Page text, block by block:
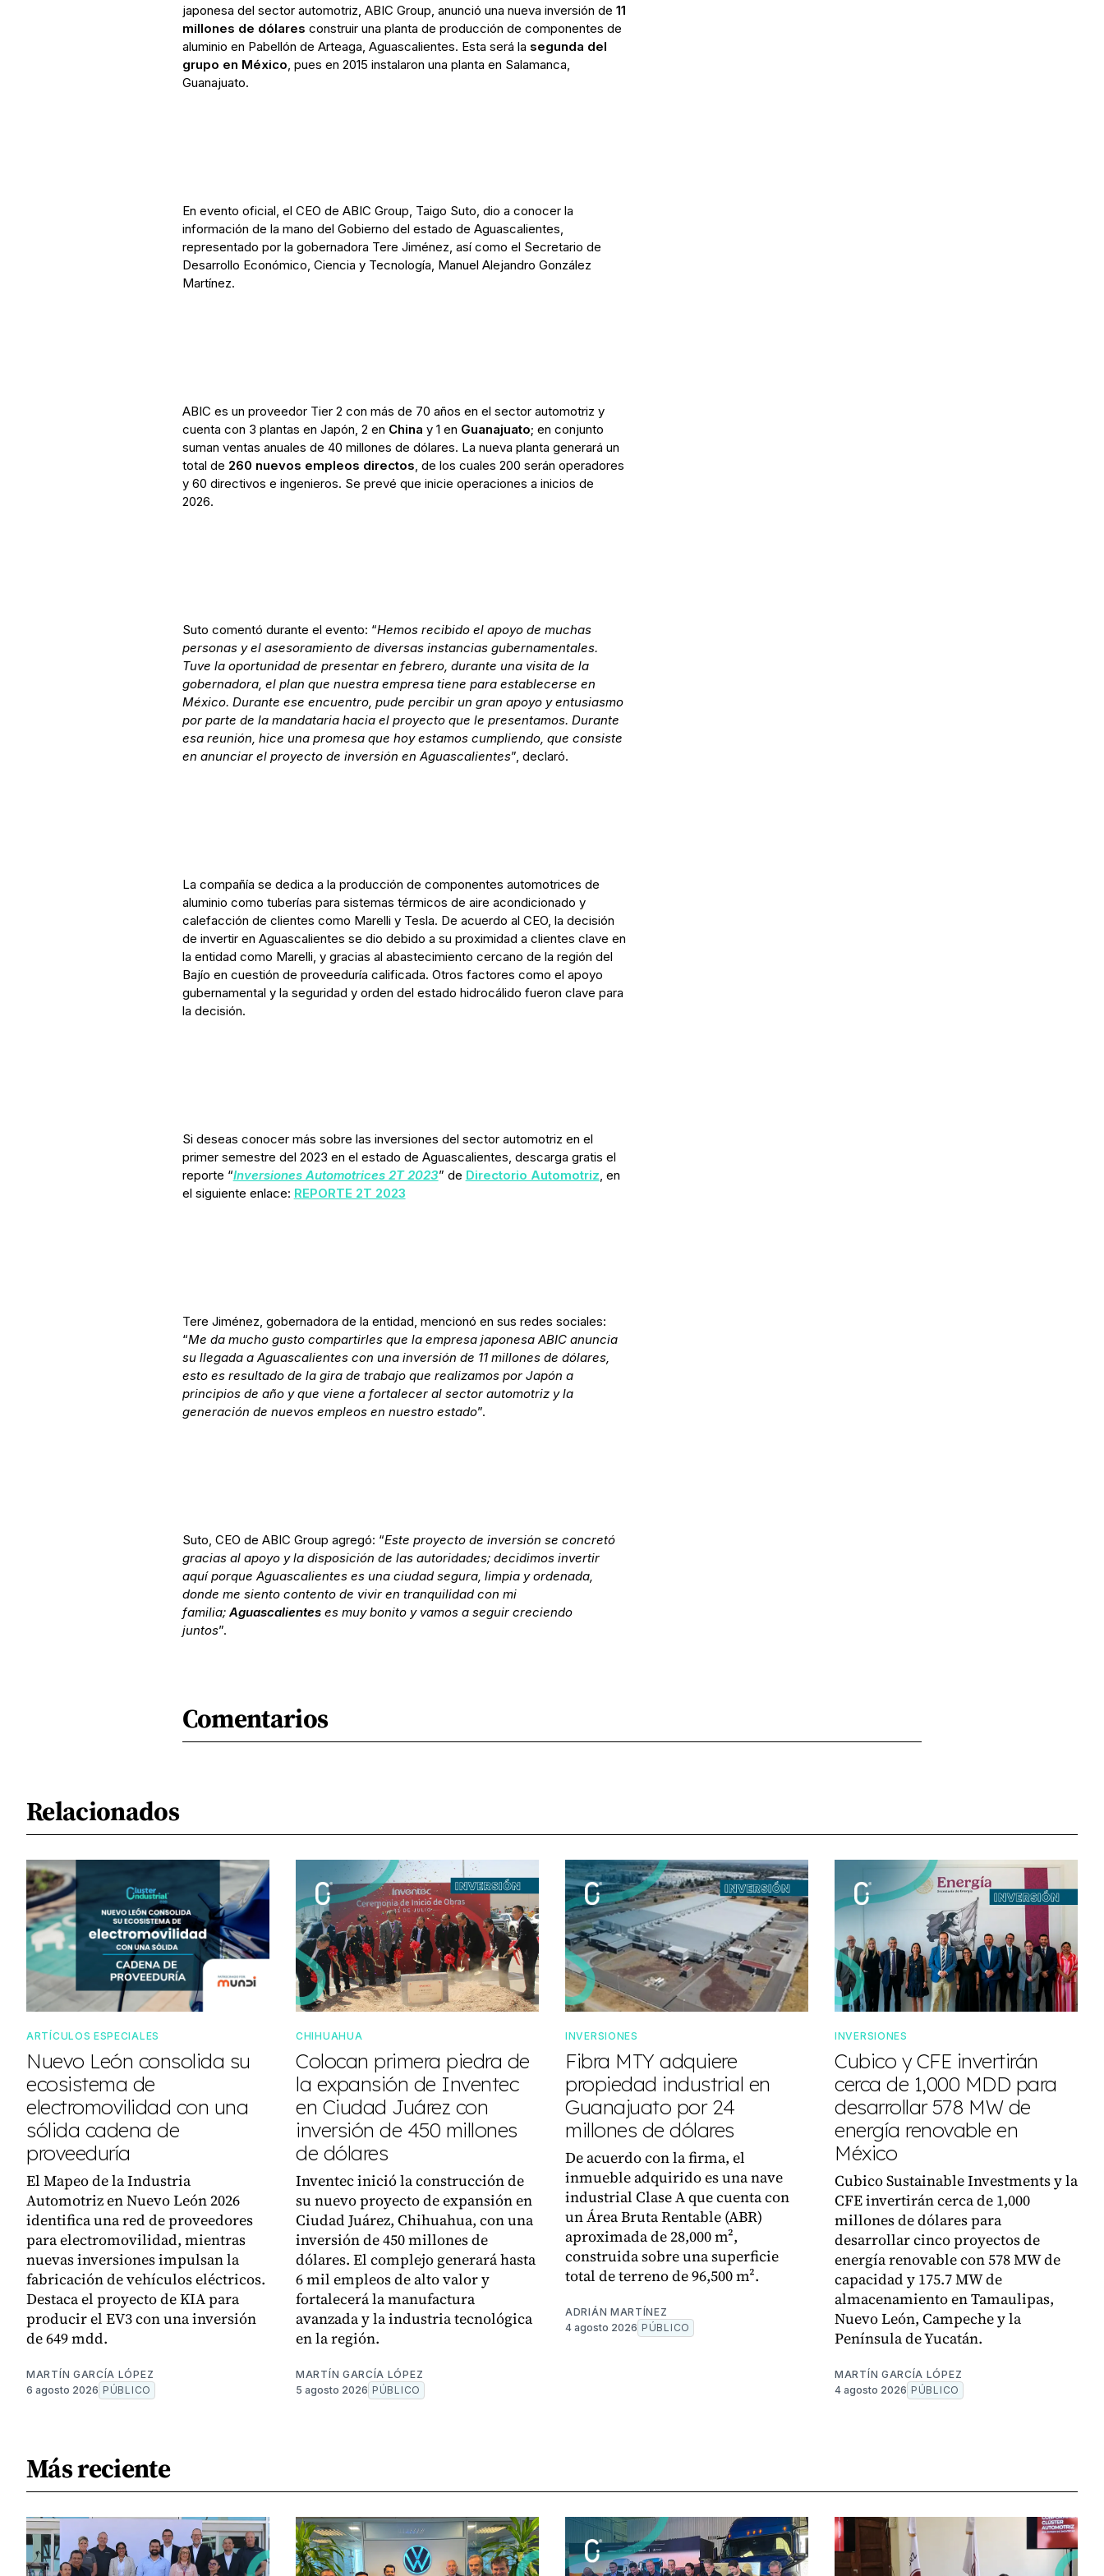
japonesa del sector automotriz, ABIC Group, anunció una nueva inversión de 11
millones de dólares construir una planta de producción de componentes de
aluminio en Pabellón de Arteaga, Aguascalientes. Esta será la segunda del
grupo en México, pues en 2015 instalaron una planta en Salamanca,
Guanajuato.
En evento oficial, el CEO de ABIC Group, Taigo Suto, dio a conocer la
información de la mano del Gobierno del estado de Aguascalientes,
representado por la gobernadora Tere Jiménez, así como el Secretario de
Desarrollo Económico, Ciencia y Tecnología, Manuel Alejandro González
Martínez.
ABIC es un proveedor Tier 2 con más de 70 años en el sector automotriz y
cuenta con 3 plantas en Japón, 2 en China y 1 en Guanajuato; en conjunto
suman ventas anuales de 40 millones de dólares. La nueva planta generará un
total de 260 nuevos empleos directos, de los cuales 200 serán operadores
y 60 directivos e ingenieros. Se prevé que inicie operaciones a inicios de
2026.
Suto comentó durante el evento: “Hemos recibido el apoyo de muchas
personas y el asesoramiento de diversas instancias gubernamentales.
Tuve la oportunidad de presentar en febrero, durante una visita de la
gobernadora, el plan que nuestra empresa tiene para establecerse en
México. Durante ese encuentro, pude percibir un gran apoyo y entusiasmo
por parte de la mandataria hacia el proyecto que le presentamos. Durante
esa reunión, hice una promesa que hoy estamos cumpliendo, que consiste
en anunciar el proyecto de inversión en Aguascalientes”, declaró.
La compañía se dedica a la producción de componentes automotrices de
aluminio como tuberías para sistemas térmicos de aire acondicionado y
calefacción de clientes como Marelli y Tesla. De acuerdo al CEO, la decisión
de invertir en Aguascalientes se dio debido a su proximidad a clientes clave en
la entidad como Marelli, y gracias al abastecimiento cercano de la región del
Bajío en cuestión de proveeduría calificada. Otros factores como el apoyo
gubernamental y la seguridad y orden del estado hidrocálido fueron clave para
la decisión.
Si deseas conocer más sobre las inversiones del sector automotriz en el
primer semestre del 2023 en el estado de Aguascalientes, descarga gratis el
reporte “Inversiones Automotrices 2T 2023” de Directorio Automotriz, en
el siguiente enlace: REPORTE 2T 2023
Tere Jiménez, gobernadora de la entidad, mencionó en sus redes sociales:
“Me da mucho gusto compartirles que la empresa japonesa ABIC anuncia
su llegada a Aguascalientes con una inversión de 11 millones de dólares,
esto es resultado de la gira de trabajo que realizamos por Japón a
principios de año y que viene a fortalecer al sector automotriz y la
generación de nuevos empleos en nuestro estado”.
Suto, CEO de ABIC Group agregó: “Este proyecto de inversión se concretó
gracias al apoyo y la disposición de las autoridades; decidimos invertir
aquí porque Aguascalientes es una ciudad segura, limpia y ordenada,
donde me siento contento de vivir en tranquilidad con mi
familia;Aguascalientes es muy bonito y vamos a seguir creciendo
juntos”.
Comentarios
Relacionados
ARTÍCULOS ESPECIALES
Nuevo León consolida su
ecosistema de
electromovilidad con una
sólida cadena de
proveeduría
El Mapeo de la Industria
Automotriz en Nuevo León 2026
identifica una red de proveedores
para electromovilidad, mientras
nuevas inversiones impulsan la
fabricación de vehículos eléctricos.
Destaca el proyecto de KIA para
producir el EV3 con una inversión
de 649 mdd.
MARTÍN GARCÍA LÓPEZ
6 agosto 2026 PÚBLICO
CHIHUAHUA
Colocan primera piedra de
la expansión de Inventec
en Ciudad Juárez con
inversión de 450 millones
de dólares
Inventec inició la construcción de
su nuevo proyecto de expansión en
Ciudad Juárez, Chihuahua, con una
inversión de 450 millones de
dólares. El complejo generará hasta
6 mil empleos de alto valor y
fortalecerá la manufactura
avanzada y la industria tecnológica
en la región.
MARTÍN GARCÍA LÓPEZ
5 agosto 2026 PÚBLICO
INVERSIONES
Fibra MTY adquiere
propiedad industrial en
Guanajuato por 24
millones de dólares
De acuerdo con la firma, el
inmueble adquirido es una nave
industrial Clase A que cuenta con
un Área Bruta Rentable (ABR)
aproximada de 28,000 m²,
construida sobre una superficie
total de terreno de 96,500 m².
ADRIÁN MARTÍNEZ
4 agosto 2026 PÚBLICO
INVERSIONES
Cubico y CFE invertirán
cerca de 1,000 MDD para
desarrollar 578 MW de
energía renovable en
México
Cubico Sustainable Investments y la
CFE invertirán cerca de 1,000
millones de dólares para
desarrollar cinco proyectos de
energía renovable con 578 MW de
capacidad y 175.7 MW de
almacenamiento en Tamaulipas,
Nuevo León, Campeche y la
Península de Yucatán.
MARTÍN GARCÍA LÓPEZ
4 agosto 2026 PÚBLICO
Más reciente